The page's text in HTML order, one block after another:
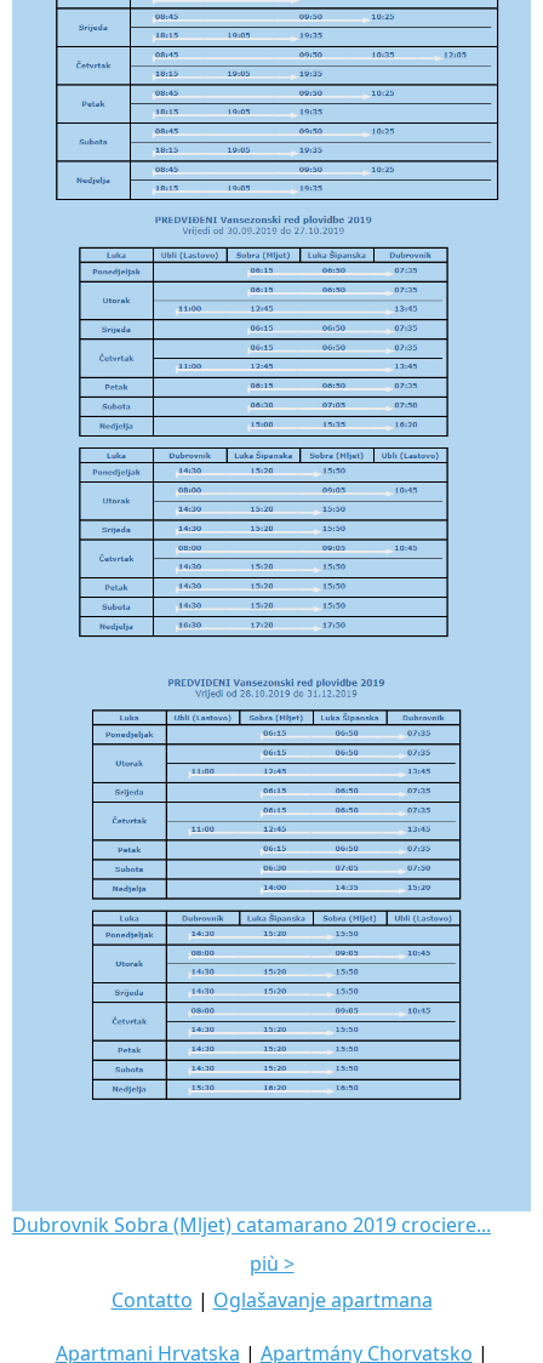
Dubrovnik Sobra (Mljet) catamarano 2019 crociere...
più >
Contatto | Oglašavanje apartmana
Apartmani Hrvatska | Apartmány Chorvatsko |